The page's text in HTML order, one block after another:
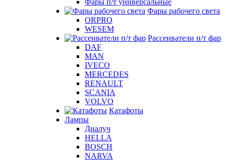
Фары п/т универсальные
Фары рабочего света
ORPRO
WESEM
Рассеиватели п/т фар
DAF
MAN
IVECO
MERCEDES
RENAULT
SCANIA
VOLVO
Катафоты
Лампы
Диалуч
HELLA
BOSCH
NARVA